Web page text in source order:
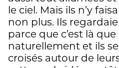
le ciel. Mais ils n’y
non plus. Ils
parce que c’est là
naturellement et ils
croisés autour de